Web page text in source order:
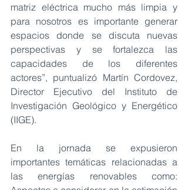
matriz eléctrica mucho más limpia y
para nosotros es importante generar
espacios donde se discuta nuevas
perspectivas y se fortalezca las
capacidades de los diferentes
actores”, puntualizó Martín Cordovez,
Director Ejecutivo del Instituto de
Investigación Geológico y Energético
(IIGE).
En la jornada se expusieron
importantes temáticas relacionadas a
las energías renovables como: